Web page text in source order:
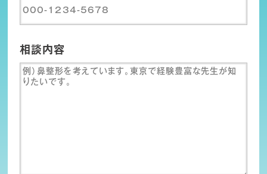
相談内容